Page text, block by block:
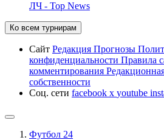
ЛЧ - Top News
Ко всем турнирам
Сайт Редакция Прогнозы
конфиденциальности Правила
комментирования
собственности
Соц. сети facebook x youtube
Футбол 24